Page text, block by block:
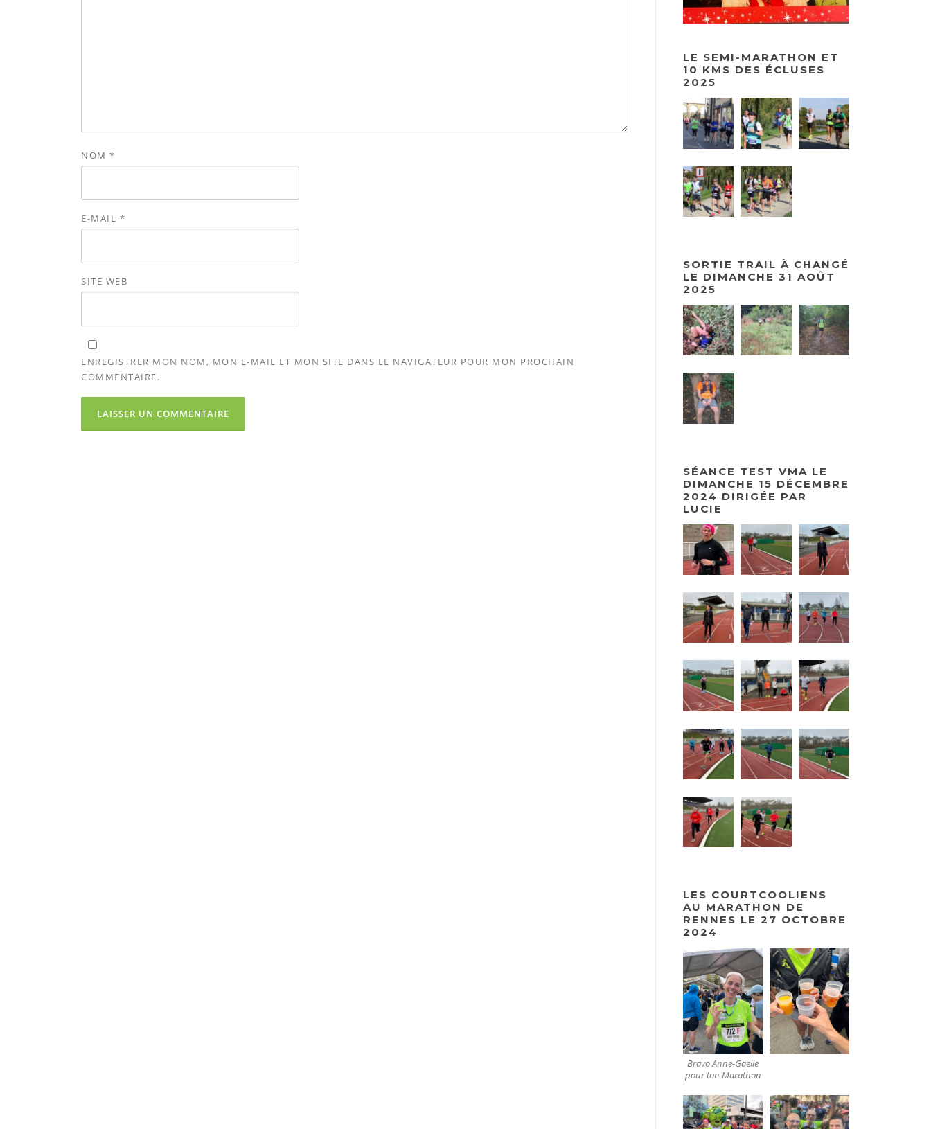
NOM *
E-MAIL *
SITE WEB
ENREGISTRER MON NOM, MON E-MAIL ET MON SITE DANS LE NAVIGATEUR POUR MON PROCHAIN
COMMENTAIRE.
LE SEMI-MARATHON ET
10 KMS DES ÉCLUSES
2025
SORTIE TRAIL À CHANGÉ
LE DIMANCHE 31 AOÛT
2025
SÉANCE TEST VMA LE
DIMANCHE 15 DÉCEMBRE
2024 DIRIGÉE PAR
LUCIE
LES COURTCOOLIENS
AU MARATHON DE
RENNES LE 27 OCTOBRE
2024
Bravo Anne-Gaelle
pour ton Marathon